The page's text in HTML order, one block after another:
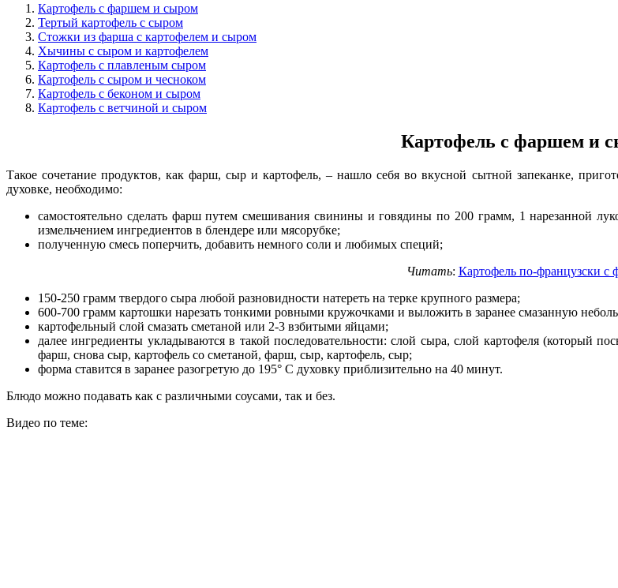
Картофель с фаршем и сыром
Тертый картофель с сыром
Стожки из фарша с картофелем и сыром
Хычины с сыром и картофелем
Картофель с плавленым сыром
Картофель с сыром и чесноком
Картофель с беконом и сыром
Картофель с ветчиной и сыром
Картофель с фаршем и
Такое сочетание продуктов, как фарш, сыр и картофель, – нашло себя во вкусной сытной запеканке,
духовке, необходимо:
самостоятельно сделать фарш путем смешивания свинины и говядины по 200 грамм, 1 нарезанной
измельчением ингредиентов в блендере или мясорубке;
полученную смесь поперчить, добавить немного соли и любимых специй;
Читать: Картофель по-французски с
150-250 грамм твердого сыра любой разновидности натереть на терке крупного размера;
600-700 грамм картошки нарезать тонкими ровными кружочками и выложить в заранее смазанную
картофельный слой смазать сметаной или 2-3 взбитыми яйцами;
далее ингредиенты укладываются в такой последовательности: слой сыра, слой картофеля (который
фарш, снова сыр, картофель со сметаной, фарш, сыр, картофель, сыр;
форма ставится в заранее разогретую до 195° С духовку приблизительно на 40 минут.
Блюдо можно подавать как с различными соусами, так и без.
Видео по теме: